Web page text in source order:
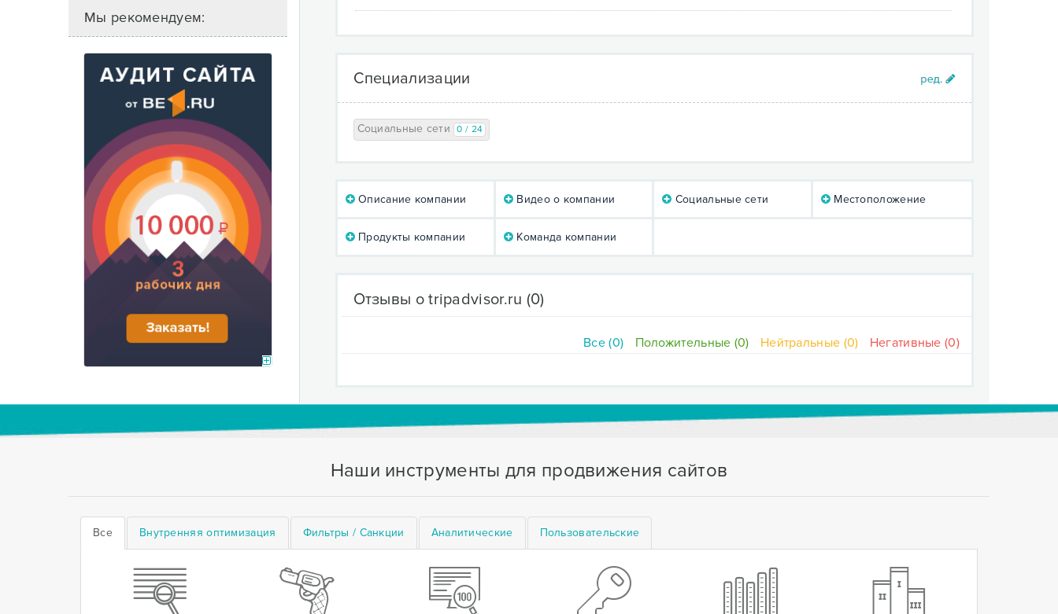
Мы рекомендуем:
Специализации
Социальные сети 0 / 24
Описание компании Видео о компании Социальные сети Местоположение
Продукты компании Команда компании
Отзывы о tripadvisor.ru (0)
Все (0) Положительные (0) Нейтральные (0) Негативные (0)
Наши инструменты для продвижения сайтов
Все Внутренняя оптимизация Фильтры / Санкции Аналитические Пользовательские